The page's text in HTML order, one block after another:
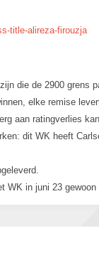
title-alireza-firouzja
die de 2900 grens
elke remise
aan ratingverlies
dit WK heeft
WK in juni 23 gewoon